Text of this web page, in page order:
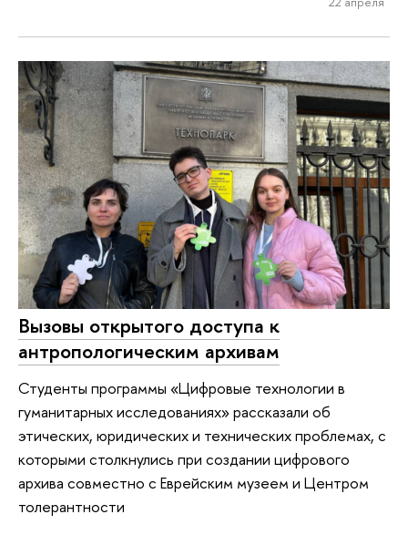
Вызовы открытого доступа к
антропологическим архивам
Студенты программы «Цифровые технологии в
гуманитарных исследованиях» рассказали об
этических, юридических и технических проблемах, с
которыми столкнулись при создании цифрового
архива совместно с Еврейским музеем и Центром
толерантности